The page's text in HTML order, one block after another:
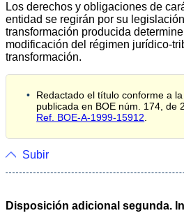
Los derechos y obligaciones de
entidad se regirán por su
transformación producida
modificación del régimen jurídico-
transformación.
Redactado el título conforme a
publicada en BOE núm. 174, de
Ref. BOE-A-1999-15912
Subir
Disposición adicional segunda.